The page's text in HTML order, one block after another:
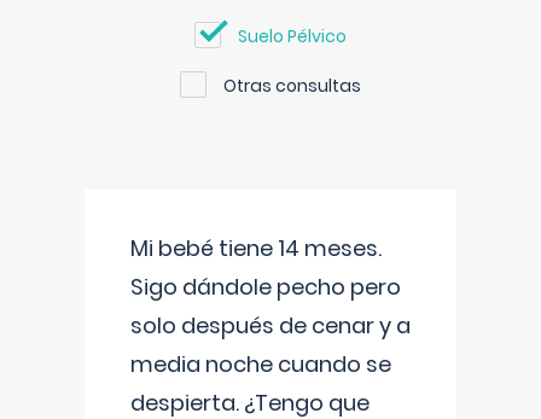
Suelo Pélvico
Otras consultas
Mi bebé tiene 14 meses.
Sigo dándole pecho pero
solo después de cenar y a
media noche cuando se
despierta. ¿Tengo que